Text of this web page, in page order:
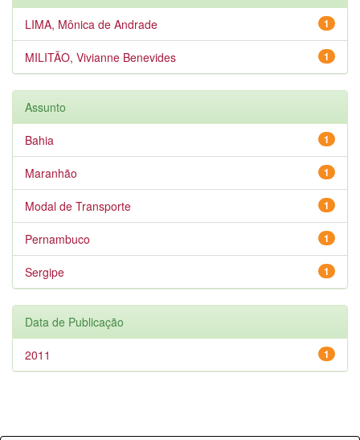
1
LIMA, Mônica de Andrade
1
MILITÃO, Vivianne Benevides
Assunto
1
Bahia
1
Maranhão
1
Modal de Transporte
1
Pernambuco
1
Sergipe
Data de Publicação
1
2011